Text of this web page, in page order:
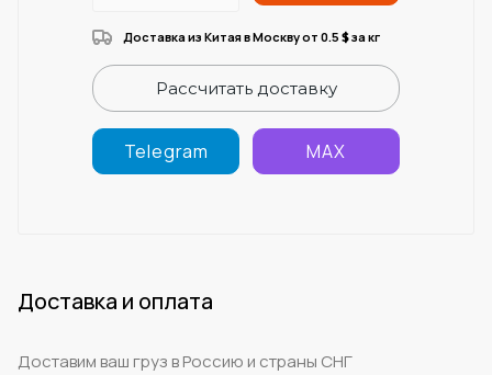
Доставка из Китая в Москву от 0.5 $за кг
Рассчитать доставку
Telegram MAX
Доставка и оплата
Доставим ваш груз в Россию и страны СНГ